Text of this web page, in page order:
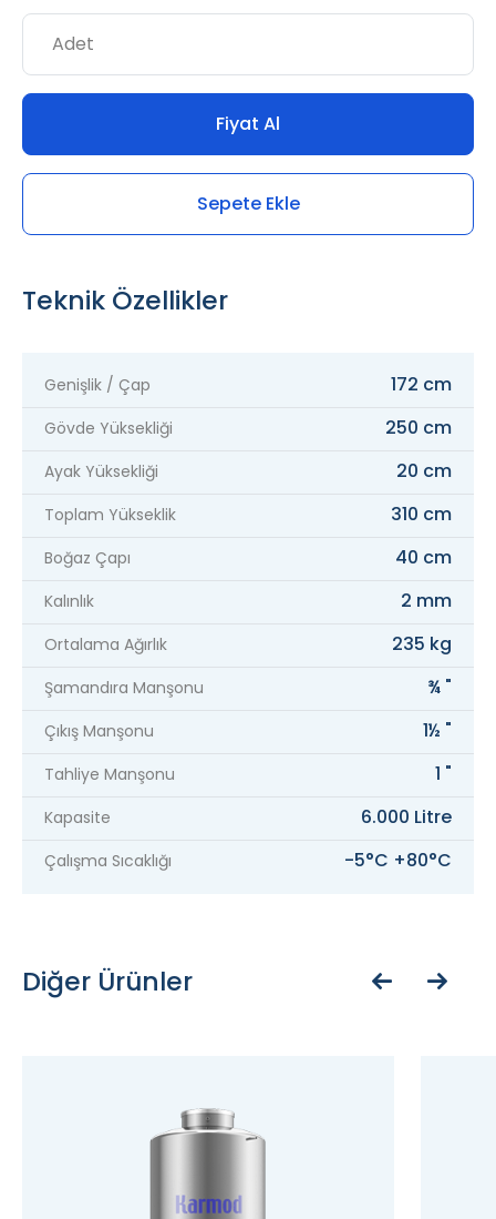
Fiyat Al
Sepete Ekle
Teknik Özellikler
Genişlik / Çap 172 cm
Gövde Yüksekliği 250 cm
Ayak Yüksekliği 20 cm
Toplam Yükseklik 310 cm
Boğaz Çapı 40 cm
Kalınlık 2 mm
Ortalama Ağırlık 235 kg
Şamandıra Manşonu ¾ "
Çıkış Manşonu 1½ "
Tahliye Manşonu 1 "
Kapasite 6.000 Litre
Çalışma Sıcaklığı -5°C +80°C
Diğer Ürünler